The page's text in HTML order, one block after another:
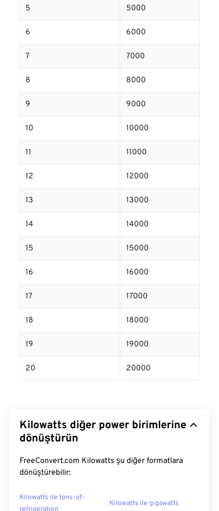
5 5000
6 6000
7 7000
8 8000
9 9000
10 10000
11 11000
12 12000
13 13000
14 14000
15 15000
16 16000
17 17000
18 18000
19 19000
20 20000
Kilowatts diğer power birimlerine
dönüştürün
FreeConvert.com Kilowatts şu diğer formatlara
dönüştürebilir:
Kilowatts ile tons-of-
refrigeration
Kilowatts ile gigawatts